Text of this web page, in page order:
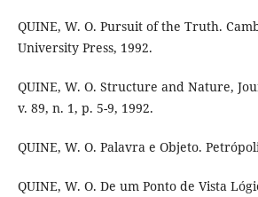
QUINE, W. O. Pursuit of the Truth.
University Press, 1992.
QUINE, W. O. Structure and Nature,
v. 89, n. 1, p. 5-9, 1992.
QUINE, W. O. Palavra e Objeto.
QUINE, W. O. De um Ponto de Vista